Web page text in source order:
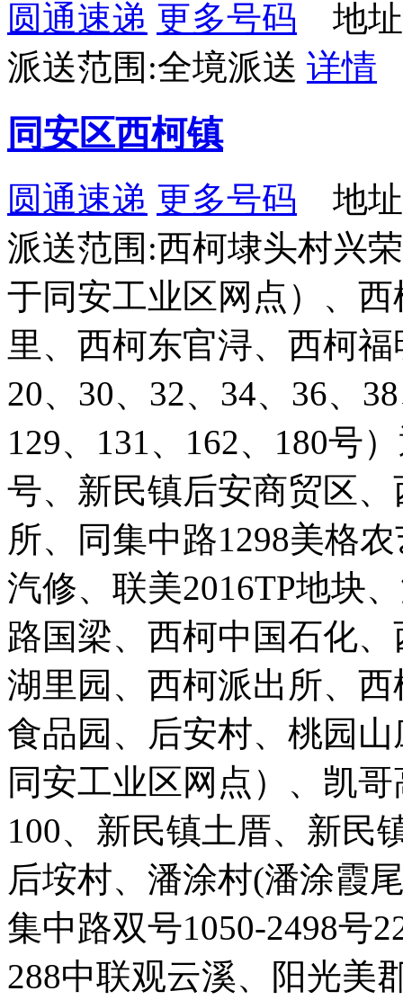
圆通速递 更多号码 地址
派送范围:全境派送 详情
同安区西柯镇
圆通速递 更多号码 地址
派送范围:西柯埭头村兴
于同安工业区网点）、
里、西柯东官浔、西柯
20、30、32、34、36、
129、131、162、180号
号、新民镇后安商贸区
所、同集中路1298美格
汽修、联美2016TP地块
路国梁、西柯中国石化
湖里园、西柯派出所、
食品园、后安村、桃园
同安工业区网点）、凯
100、新民镇土厝、新民
后垵村、潘涂村(潘涂霞
集中路双号1050-2498号
288中联观云溪、阳光美